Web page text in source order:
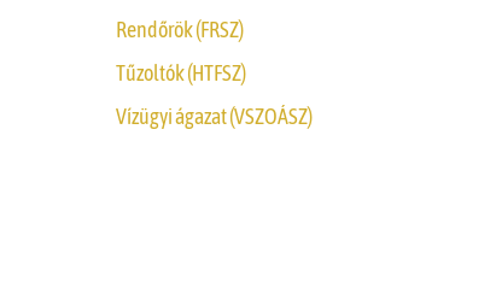
Rendőrök (FRSZ)
Tűzoltók (HTFSZ)
Vízügyi ágazat (VSZOÁSZ)